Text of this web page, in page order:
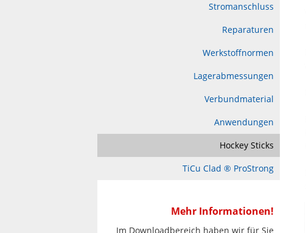
Stromanschluss
Reparaturen
Werkstoffnormen
Lagerabmessungen
Verbundmaterial
Anwendungen
Hockey Sticks
TiCu Clad ® ProStrong
Mehr Informationen!
Im Downloadbereich haben wir für Sie